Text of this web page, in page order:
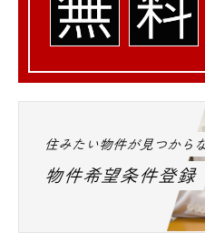
住みたい物件が見つから
物件希望条件登録